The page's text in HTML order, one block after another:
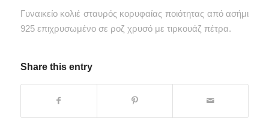
Γυναικείο κολιέ σταυρός κορυφαίας ποιότητας από ασήμι
925 επιχρυσωμένο σε ροζ χρυσό με τιρκουάζ πέτρα.
Share this entry